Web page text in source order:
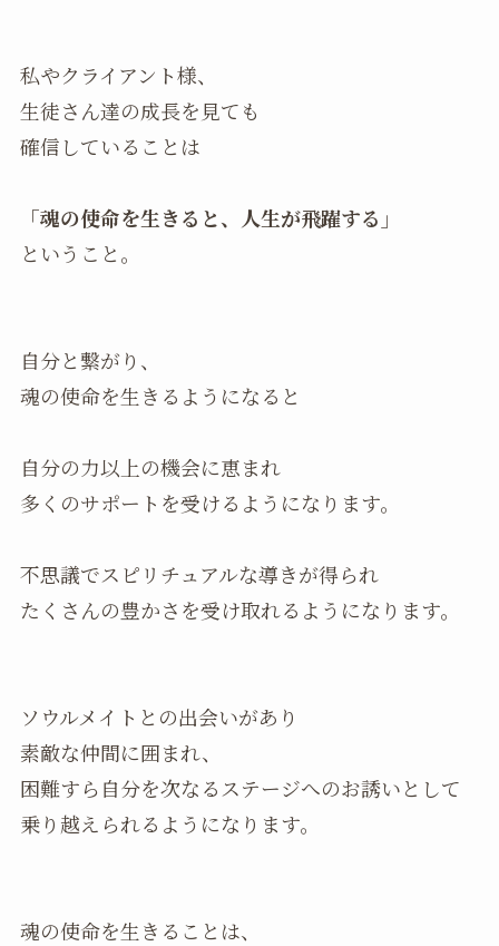
私やクライアント様、
生徒さん達の成長を見ても
確信していることは
「魂の使命を生きると、人生が飛躍する」
ということ。
自分と繋がり、
魂の使命を生きるようになると
自分の力以上の機会に恵まれ
多くのサポートを受けるようになります。
不思議でスピリチュアルな導きが得られ
たくさんの豊かさを受け取れるようになります。
ソウルメイトとの出会いがあり
素敵な仲間に囲まれ、
困難すら自分を次なるステージへのお誘いとして
乗り越えられるようになります。
魂の使命を生きることは、